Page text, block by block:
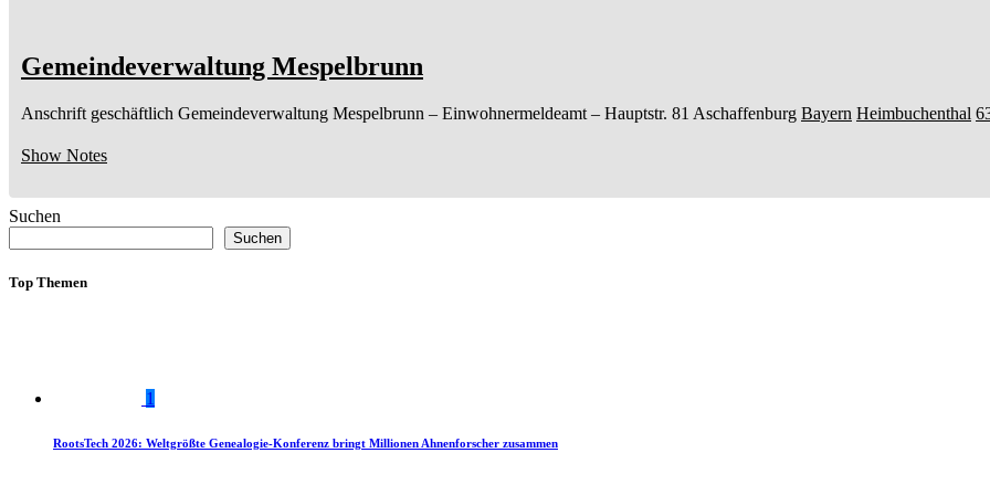
Gemeindeverwaltung Mespelbrunn
Anschrift geschäftlich Gemeindeverwaltung Mespelbrunn – Einwohnermeldeamt – Hauptstr. 81 Aschaffenburg Bayern Heimbuchenthal
Show Notes
Suchen
Suchen
Top Themen
1
RootsTech 2026: Weltgrößte Genealogie-Konferenz bringt Millionen Ahnenforscher zusammen